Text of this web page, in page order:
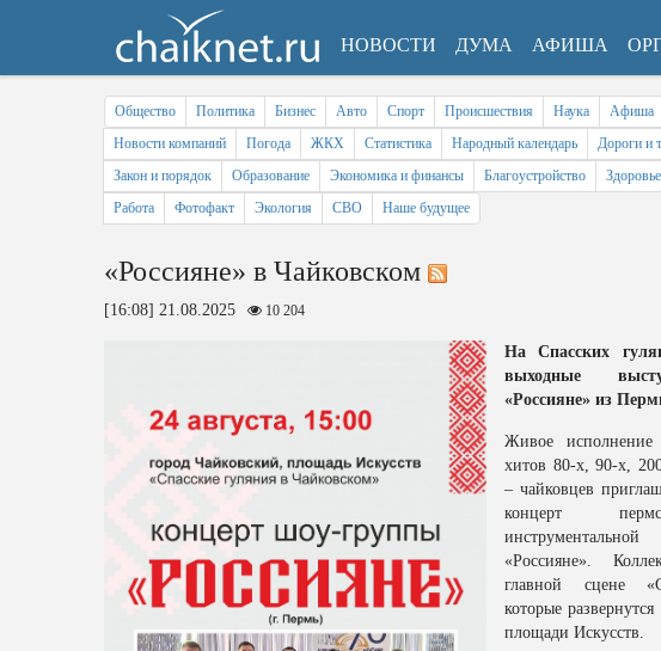
НОВОСТИ ДУМА АФИША
Общество Политика Бизнес Авто Спорт Происшествия Наука Афиша
Новости компаний
Погода ЖКХ Статистика Народный календарь
Дороги и
Закон и порядок
Образование Экономика и финансы Благоустройство Здоровье
Работа
Фотофакт Экология СВО Наше будущее
«Россияне» в Чайковском
[16:08] 21.08.2025 10 204
На Спасских
выходные
«Россияне» из
Живое исполнение
хитов 80-х, 90-х,
– чайковцев
концерт
«Россияне».
главной сцене
которые
площади Искусств.